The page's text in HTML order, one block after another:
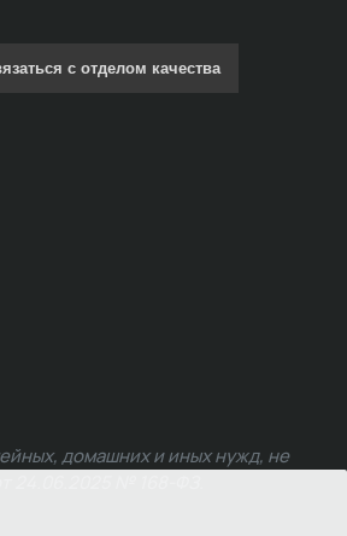
с отделом качества
домашних и иных нужд, не